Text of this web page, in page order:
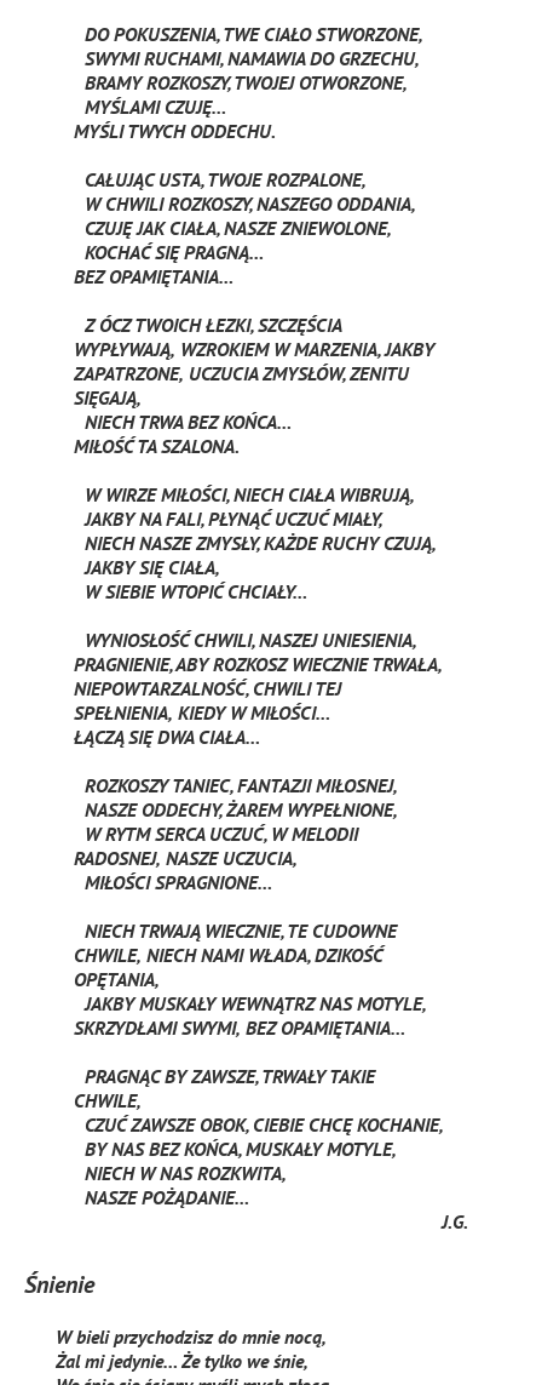
DO POKUSZENIA, TWE CIAŁO STWORZONE,
SWYMI RUCHAMI, NAMAWIA DO GRZECHU,
BRAMY ROZKOSZY, TWOJEJ OTWORZONE,
MYŚLAMI CZUJĘ…
MYŚLI TWYCH ODDECHU.
CAŁUJĄC USTA, TWOJE ROZPALONE,
W CHWILI ROZKOSZY, NASZEGO ODDANIA,
CZUJĘ JAK CIAŁA, NASZE ZNIEWOLONE,
KOCHAĆ SIĘ PRAGNĄ…
BEZ OPAMIĘTANIA…
Z ÓCZ TWOICH ŁEZKI, SZCZĘŚCIA
WYPŁYWAJĄ, WZROKIEM W MARZENIA, JAKBY
ZAPATRZONE, UCZUCIA ZMYSŁÓW, ZENITU
SIĘGAJĄ,
NIECH TRWA BEZ KOŃCA…
MIŁOŚĆ TA SZALONA.
W WIRZE MIŁOŚCI, NIECH CIAŁA WIBRUJĄ,
JAKBY NA FALI, PŁYNĄĆ UCZUĆ MIAŁY,
NIECH NASZE ZMYSŁY, KAŻDE RUCHY CZUJĄ,
JAKBY SIĘ CIAŁA,
W SIEBIE WTOPIĆ CHCIAŁY…
WYNIOSŁOŚĆ CHWILI, NASZEJ UNIESIENIA,
PRAGNIENIE, ABY ROZKOSZ WIECZNIE TRWAŁA,
NIEPOWTARZALNOŚĆ, CHWILI TEJ
SPEŁNIENIA, KIEDY W MIŁOŚCI…
ŁĄCZĄ SIĘ DWA CIAŁA…
ROZKOSZY TANIEC, FANTAZJI MIŁOSNEJ,
NASZE ODDECHY, ŻAREM WYPEŁNIONE,
W RYTM SERCA UCZUĆ, W MELODII
RADOSNEJ, NASZE UCZUCIA,
MIŁOŚCI SPRAGNIONE…
NIECH TRWAJĄ WIECZNIE, TE CUDOWNE
CHWILE, NIECH NAMI WŁADA, DZIKOŚĆ
OPĘTANIA,
JAKBY MUSKAŁY WEWNĄTRZ NAS MOTYLE,
SKRZYDŁAMI SWYMI, BEZ OPAMIĘTANIA…
PRAGNĄC BY ZAWSZE, TRWAŁY TAKIE
CHWILE,
CZUĆ ZAWSZE OBOK, CIEBIE CHCĘ KOCHANIE,
BY NAS BEZ KOŃCA, MUSKAŁY MOTYLE,
NIECH W NAS ROZKWITA,
NASZE POŻĄDANIE…
J.G.
Śnienie
W bieli przychodzisz do mnie nocą,
Żal mi jedynie… Że tylko we śnie,